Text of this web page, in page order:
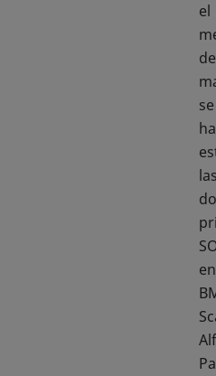
el
de
se
las
en